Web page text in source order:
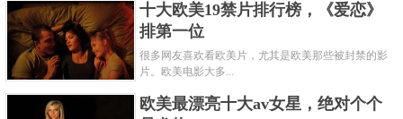
十大欧美19禁片排行榜，《爱恋》
排第一位
很多网友喜欢看欧美片，尤其是欧美那些被封禁的影
片。欧美电影大多...
欧美最漂亮十大av女星，绝对个个